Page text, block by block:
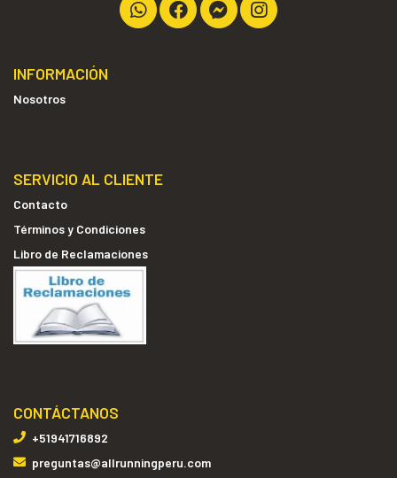
INFORMACIÓN
Nosotros
SERVICIO AL CLIENTE
Contacto
Términos y Condiciones
Libro de Reclamaciones
CONTÁCTANOS
+51941716892
preguntas@allrunningperu.com